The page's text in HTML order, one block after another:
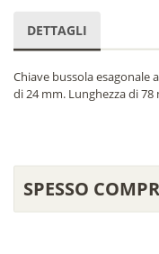
DETTAGLI
Chiave bussola esagonale
di 24 mm. Lunghezza di 78
SPESSO